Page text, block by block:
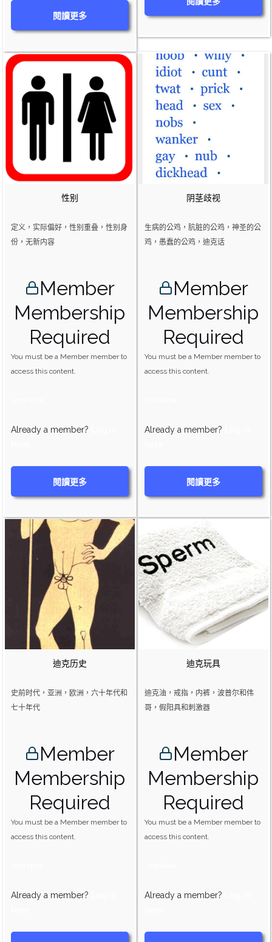
閱讀更多
性别
定义，实际偏好，性别重叠，性别身
份，无新内容
Member
Membership
Required
You must be a Member member to
access this content.
Already a member?
閱讀更多
阴茎歧视
生病的公鸡，肮脏的公鸡，神圣的公
鸡，愚蠢的公鸡，迪克话
Member
Membership
Required
You must be a Member member to
access this content.
Already a member?
閱讀更多
迪克历史
史前时代，亚洲，欧洲，六十年代和
七十年代
Member
Membership
Required
You must be a Member member to
access this content.
Already a member?
迪克玩具
迪克油，戒指，内裤，波普尔和伟
哥，假阳具和刺激器
Member
Membership
Required
You must be a Member member to
access this content.
Already a member?